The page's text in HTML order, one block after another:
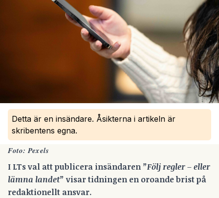
Detta är en insändare. Åsikterna i artikeln är
skribentens egna.
Foto: Pexels
I LTs val att publicera insändaren ”Följ regler – eller
lämna landet” visar tidningen en oroande brist på
redaktionellt ansvar.